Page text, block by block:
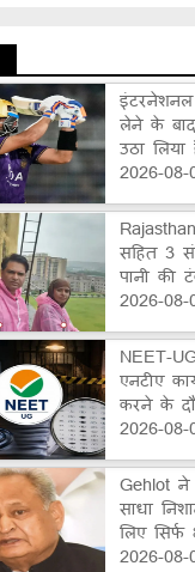
इंटरनेशनल
लेने के
उठा
2026-
सहित 3
पानी की
2026-
NEET-
एनटीए
करने के
2026-
Gehlot
साधा
लिए सिर्फ
2026-